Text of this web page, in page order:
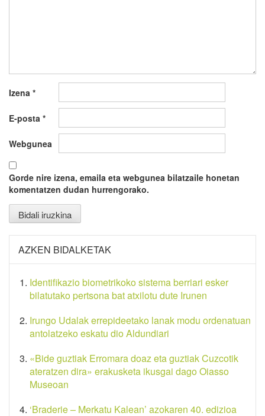
Izena *
E-posta *
Webgunea
Gorde nire izena, emaila eta webgunea bilatzaile honetan
komentatzen dudan hurrengorako.
AZKEN BIDALKETAK
Identifikazio biometrikoko sistema berriari esker
bilatutako pertsona bat atxilotu dute Irunen
Irungo Udalak errepideetako lanak modu ordenatuan
antolatzeko eskatu dio Aldundiari
«Bide guztiak Erromara doaz eta guztiak Cuzcotik
ateratzen dira» erakusketa ikusgai dago Oiasso
Museoan
‘Braderie – Merkatu Kalean’ azokaren 40. edizioa